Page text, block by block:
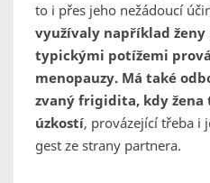
to i přes jeho nežádoucí
využívaly například ženy
typickými potížemi
menopauzy. Má také
zvaný frigidita, kdy žena
úzkostí, provázející třeba i
gest ze strany partnera.